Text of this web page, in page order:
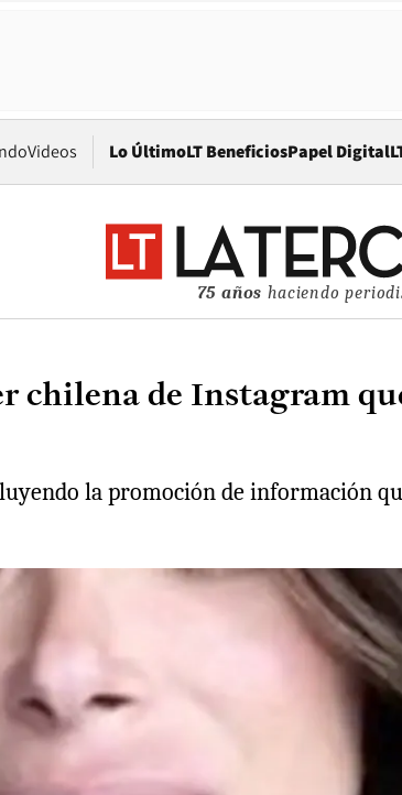
Videos Lo ÚltimoLT BeneficiosPapel Digital
75 años haciendo
chilena de Instagram
la promoción de información